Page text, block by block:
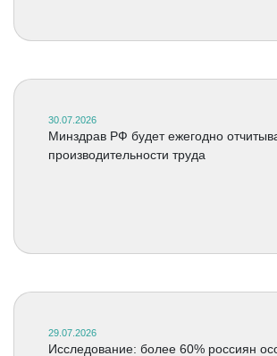
30.07.2026
Минздрав РФ будет ежегодно
производительности труда
29.07.2026
Исследование: более 60% россиян